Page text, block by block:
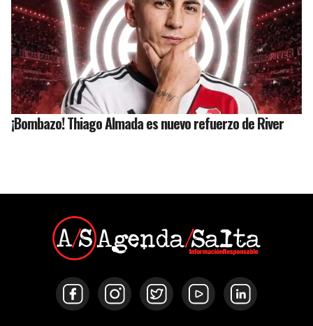
¡Bombazo! Thiago Almada es nuevo refuerzo de River